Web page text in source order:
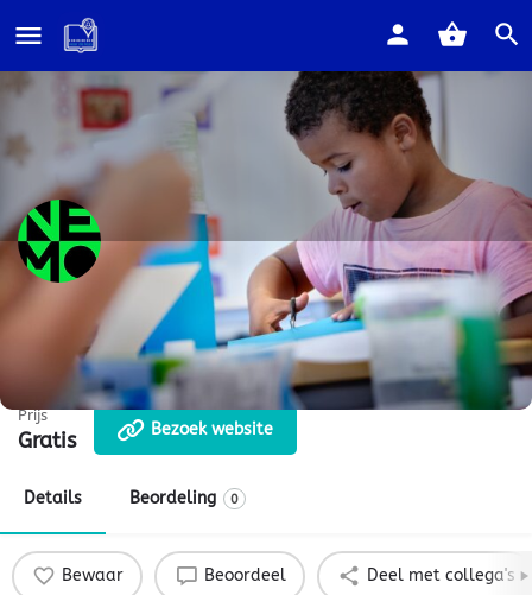
Home
Duurzaamheidskalender
Leerlingen maken een kalender om duurzame acties te
promoten en bewustzijn te vergroten
Prijs
Gratis Bezoek website
Details Beordeling 0
Bewaar Beoordeel Deel met collega's